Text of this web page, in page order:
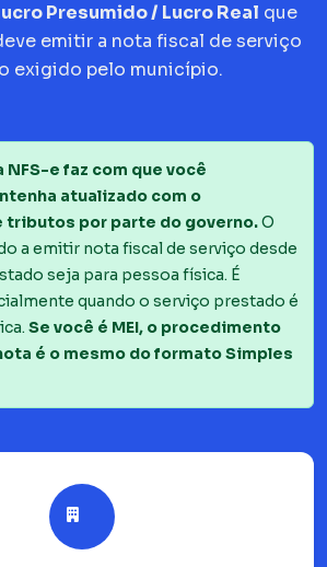
Presumido / Lucro Real que
emitir a nota fiscal de serviço
exigido pelo município.
NFS-e faz com que você
atualizado com o
tributos por parte do governo.O
a emitir nota fiscal de serviço desde
seja para pessoa física. É
quando o serviço prestado é
Se você é MEI, o procedimento
é o mesmo do formato Simples